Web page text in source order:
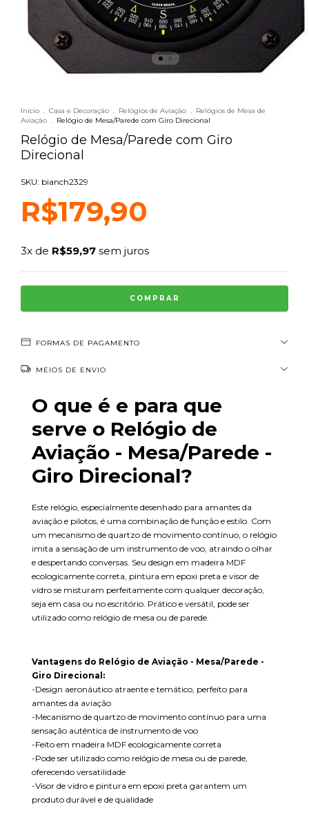
Início . Casa e Decoração . Relógios de Aviação . Relógios de Mesa de
Aviação . Relógio de Mesa/Parede com Giro Direcional
Relógio de Mesa/Parede com Giro
Direcional
SKU: bianch2329
R$179,90
3x de R$59,97 sem juros
FORMAS DE PAGAMENTO
MEIOS DE ENVIO
O que é e para que
serve o Relógio de
Aviação - Mesa/Parede -
Giro Direcional?
Este relógio, especialmente desenhado para amantes da
aviação e pilotos, é uma combinação de função e estilo. Com
um mecanismo de quartzo de movimento contínuo, o relógio
imita a sensação de um instrumento de voo, atraindo o olhar
e despertando conversas. Seu design em madeira MDF
ecologicamente correta, pintura em epoxi preta e visor de
vidro se misturam perfeitamente com qualquer decoração,
seja em casa ou no escritório. Prático e versátil, pode ser
utilizado como relógio de mesa ou de parede.
Vantagens do Relógio de Aviação - Mesa/Parede -
Giro Direcional:
-Design aeronáutico atraente e temático, perfeito para
amantes da aviação
-Mecanismo de quartzo de movimento contínuo para uma
sensação autêntica de instrumento de voo
-Feito em madeira MDF ecologicamente correta
-Pode ser utilizado como relógio de mesa ou de parede,
oferecendo versatilidade
-Visor de vidro e pintura em epoxi preta garantem um
produto durável e de qualidade